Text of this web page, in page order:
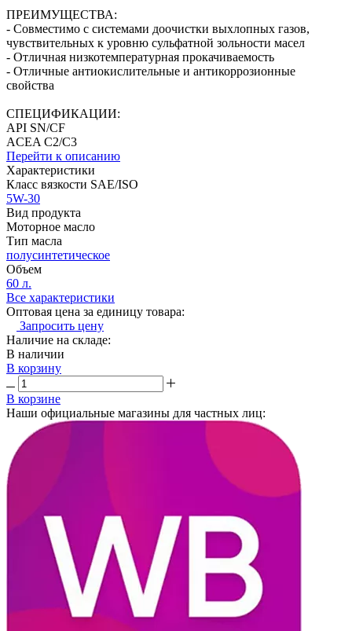
ПРЕИМУЩЕСТВА:
- Совместимо с системами доочистки выхлопных газов,
чувствительных к уровню сульфатной зольности масел
- Отличная низкотемпературная прокачиваемость
- Отличные антиокислительные и антикоррозионные
свойства
СПЕЦИФИКАЦИИ:
API SN/CF
ACEA C2/C3
Перейти к описанию
Характеристики
Класс вязкости SAE/ISO
5W-30
Вид продукта
Моторное масло
Тип масла
полусинтетическое
Объем
60 л.
Все характеристики
Оптовая цена за единицу товара:
Запросить цену
Наличие на складе:
В наличии
В корзину
В корзине
Наши официальные магазины для частных лиц: